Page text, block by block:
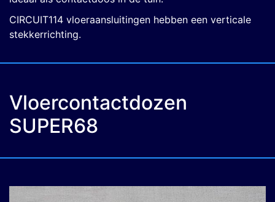
CIRCUIT114 vloeraansluitingen hebben een verticale
stekkerrichting.
Vloercontactdozen
SUPER68